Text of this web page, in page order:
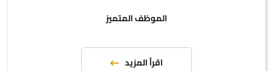
الموظف المتميز
اقرأ المزيد